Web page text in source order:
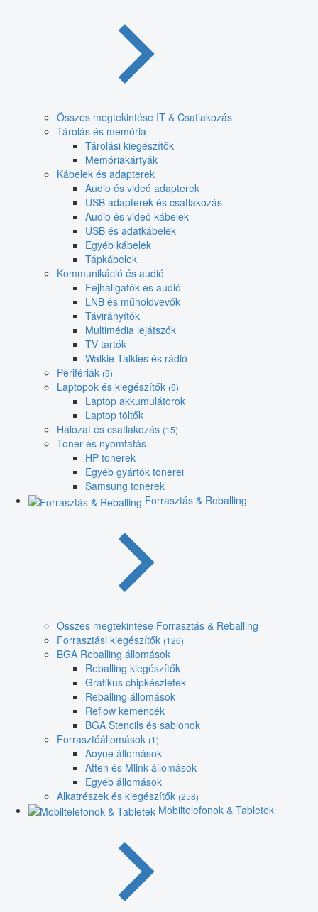
Összes megtekintése IT & Csatlakozás
Tárolás és memória
Tárolási kiegészítők
Memóriakártyák
Kábelek és adapterek
Audio és videó adapterek
USB adapterek és csatlakozás
Audio és videó kábelek
USB és adatkábelek
Egyéb kábelek
Tápkábelek
Kommunikáció és audió
Fejhallgatók és audió
LNB és műholdvevők
Távirányítók
Multimédia lejátszók
TV tartók
Walkie Talkies és rádió
Perifériák (9)
Laptopok és kiegészítők (6)
Laptop akkumulátorok
Laptop töltők
Hálózat és csatlakozás (15)
Toner és nyomtatás
HP tonerek
Egyéb gyártók tonerei
Samsung tonerek
Forrasztás & Reballing
Összes megtekintése Forrasztás & Reballing
Forrasztási kiegészítők (126)
BGA Reballing állomások
Reballing kiegészítők
Grafikus chipkészletek
Reballing állomások
Reflow kemencék
BGA Stencils és sablonok
Forrasztóállomások (1)
Aoyue állomások
Atten és Mlink állomások
Egyéb állomások
Alkatrészek és kiegészítők (258)
Mobiltelefonok & Tabletek